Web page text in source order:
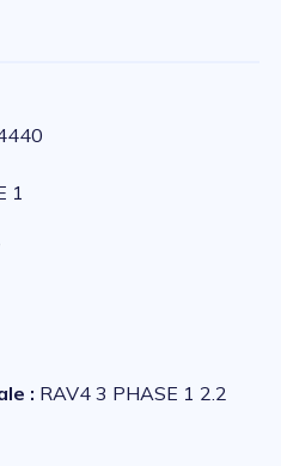
1
: RAV4 3 PHASE 1 2.2